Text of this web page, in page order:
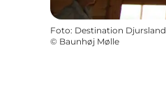
Foto: Destination Djursland
© Baunhøj Mølle